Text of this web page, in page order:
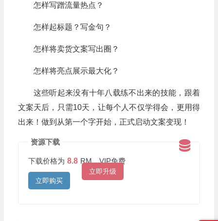
怎样写蹭流量热点？
怎样起标题？写金句？
怎样将卖货文案写出圈？
怎样将亮点展示最大化？
这些听起来没有十年八载练不出来的技能，跟着
文案天后，只需10天，让每个人不仅学得会，更用得
出来！做到从第一个字开始，正式启动文案变现！
资源下载
下载价格为 8.8 RM，VIP免费
立即升级
立即购买